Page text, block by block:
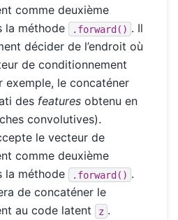
comme deuxième
la méthode
.forward() . Il
décider de l’endroit où
de conditionnement
exemple, le concaténer
des features obtenu en
convolutives).
le vecteur de
comme deuxième
la méthode
.forward() .
de concaténer le
au code latent
z .